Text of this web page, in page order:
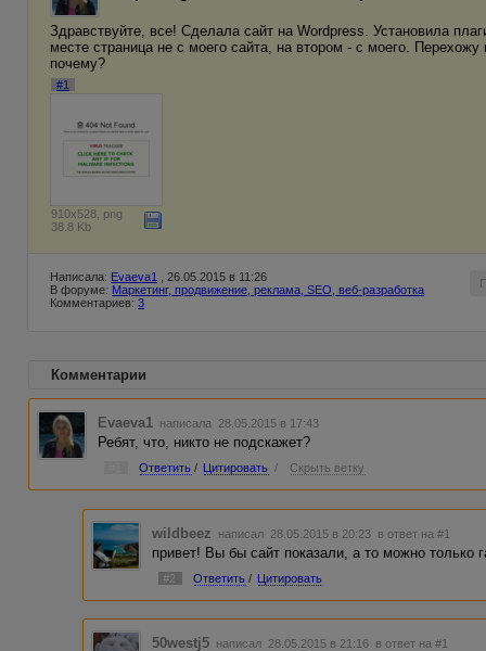
Здравствуйте, все! Сделала сайт на Wordpress. Установила
месте страница не с моего сайта, на втором - с моего.
почему?
#1
910x528, png
38.8 Kb
Написала: Evaeva1
, 26.05.2015 в 11:26
В форуме: Маркетинг, продвижение, реклама, SEO, веб-разработка
Комментариев: 3
Комментарии
Evaeva1 написала 28.05.2015 в 17:43
Ребят, что, никто не подскажет?
Ответить / Цитировать / Скрыть ветку
wildbeez написал 28.05.2015 в 20:23 в ответ на #1
привет! Вы бы сайт показали, а то можно только
#2 Ответить / Цитировать
50westj5 написал 28.05.2015 в 21:16 в ответ на #1